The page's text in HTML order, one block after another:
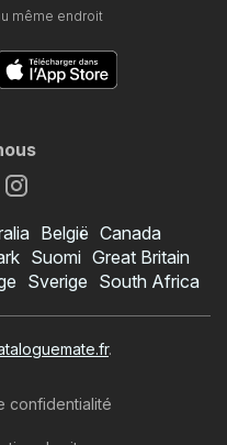
même endroit
België Canada
Suomi Great Britain
Sverige South Africa
.
confidentialité